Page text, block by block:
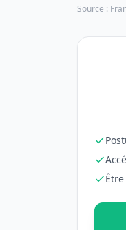
Source :